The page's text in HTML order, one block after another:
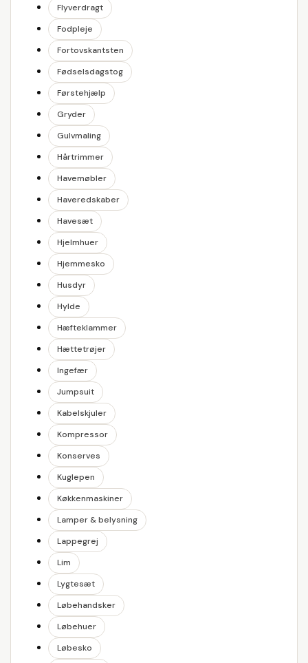
Flyverdragt
Fodpleje
Fortovskantsten
Fødselsdagstog
Førstehjælp
Gryder
Gulvmaling
Hårtrimmer
Havemøbler
Haveredskaber
Havesæt
Hjelmhuer
Hjemmesko
Husdyr
Hylde
Hæfteklammer
Hættetrøjer
Ingefær
Jumpsuit
Kabelskjuler
Kompressor
Konserves
Kuglepen
Køkkenmaskiner
Lamper & belysning
Lappegrej
Lim
Lygtesæt
Løbehandsker
Løbehuer
Løbesko